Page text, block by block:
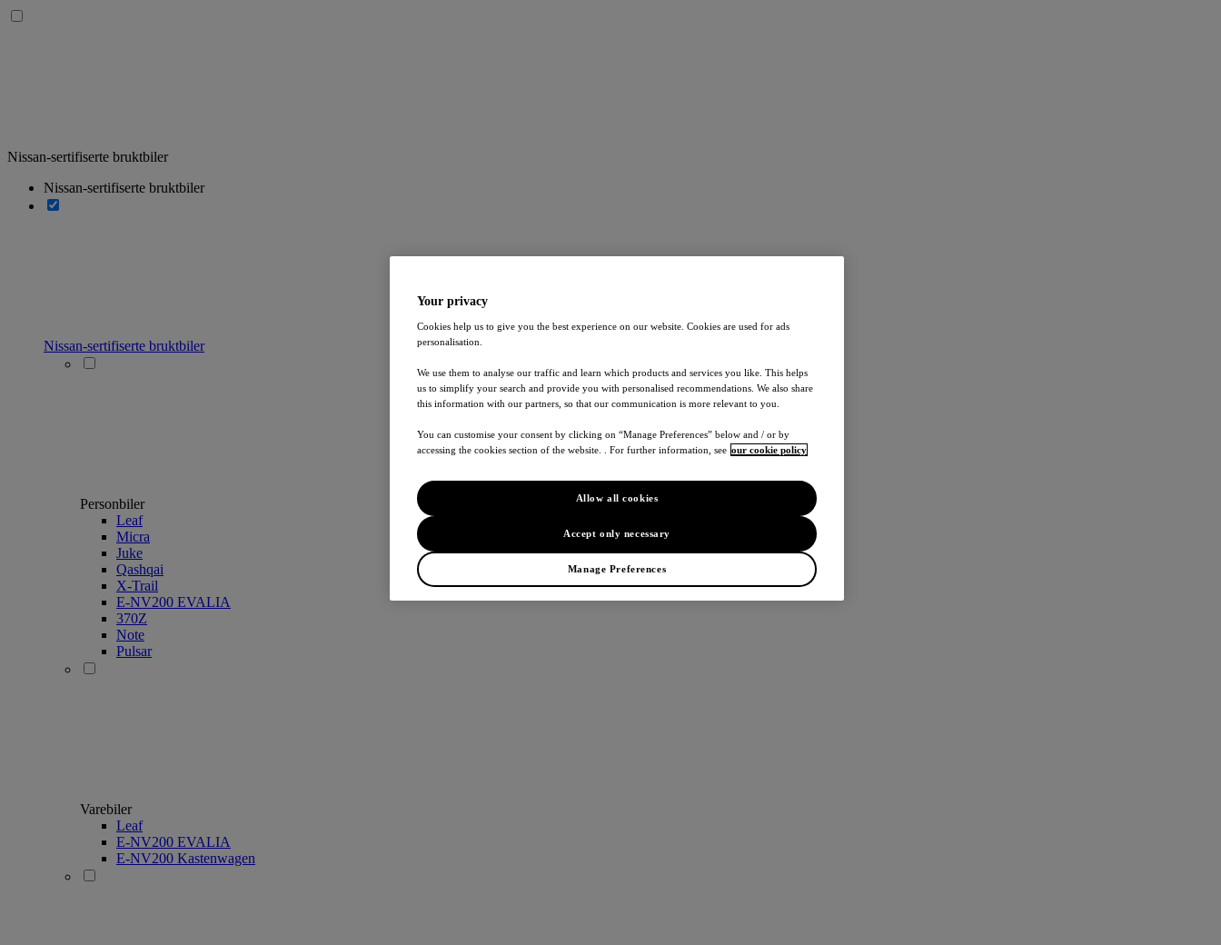
Nissan-sertifiserte bruktbiler
Nissan-sertifiserte bruktbiler
Nissan-sertifiserte bruktbiler
Personbiler
Leaf
Micra
Juke
Qashqai
X-Trail
E-NV200 EVALIA
370Z
Note
Pulsar
Varebiler
Leaf
E-NV200 EVALIA
E-NV200 Kastenwagen
Your privacy
Cookies help us to give you the best experience on our website. Cookies are used for ads
personalisation.
We use them to analyse our traffic and learn which products and services you like. This helps
us to simplify your search and provide you with personalised recommendations. We also share
this information with our partners, so that our communication is more relevant to you.
You can customise your consent by clicking on “Manage Preferences” below and / or by
accessing the cookies section of the website. . For further information, see our cookie policy
Manage Preferences
Accept only necessary
Allow all cookies